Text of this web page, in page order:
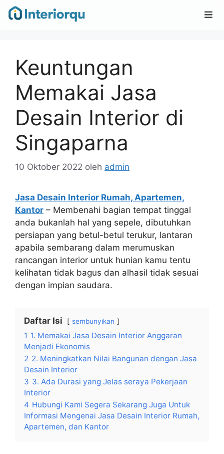
Keuntungan
Memakai Jasa
Desain Interior di
Singaparna
10 Oktober 2022 oleh admin
Jasa Desain Interior Rumah, Apartemen,
Kantor – Membenahi bagian tempat tinggal
anda bukanlah hal yang sepele, dibutuhkan
persiapan yang betul-betul terukur, lantaran
apabila sembarang dalam merumuskan
rancangan interior untuk hunian kamu tentu
kelihatan tidak bagus dan alhasil tidak sesuai
dengan impian saudara.
Daftar Isi sembunyikan
1 1. Memakai Jasa Desain Interior Anggaran
Menjadi Ekonomis
2 2. Meningkatkan Nilai Bangunan dengan Jasa
Desain Interior
3 3. Ada Durasi yang Jelas seraya Pekerjaan
Interior
4 Hubungi Kami Segera Sekarang Juga Untuk
Informasi Mengenai Jasa Desain Interior Rumah,
Apartemen, dan Kantor